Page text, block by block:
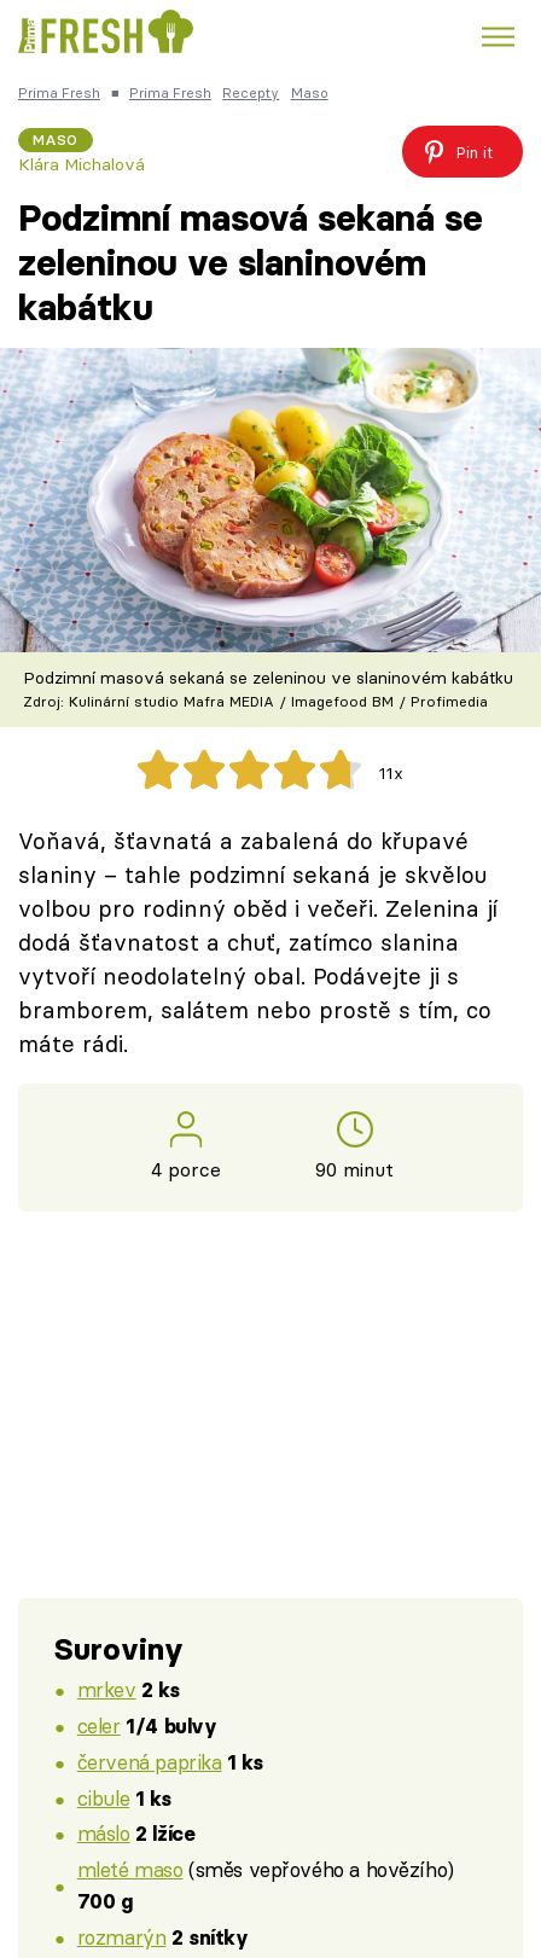
Česká kuchyně
Témata
Recepty
Články
TV Program
Škola vaření
Recepty z TV
Speciál: Cuketa
Těhotnej kuchař
Přihlášení
Sledujte nás
Prima Fresh ■ Prima Fresh Recepty Maso
MASO
Klára Michalová
Pin it
Podzimní masová sekaná se
zeleninou ve slaninovém
kabátku
Podzimní masová sekaná se zeleninou ve slaninovém kabátku
Zdroj: Kulinární studio Mafra MEDIA / Imagefood BM / Profimedia
11x
Voňavá, šťavnatá a zabalená do křupavé
slaniny – tahle podzimní sekaná je skvělou
volbou pro rodinný oběd i večeři. Zelenina jí
dodá šťavnatost a chuť, zatímco slanina
vytvoří neodolatelný obal. Podávejte ji s
bramborem, salátem nebo prostě s tím, co
máte rádi.
4 porce 90 minut
Suroviny
mrkev 2 ks
celer 1/4 bulvy
červená paprika 1 ks
cibule 1 ks
máslo 2 lžíce
mleté maso (směs vepřového a hovězího)
700 g
rozmarýn 2 snítky